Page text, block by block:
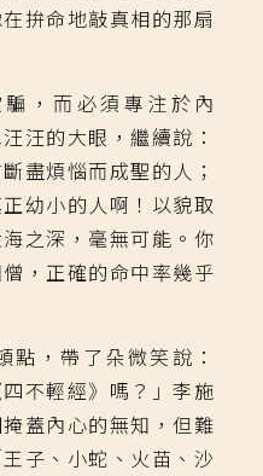
拚命地敲真相的那扇
，而必須專注於內
汪的大眼，繼續說：
盡煩惱而成聖的人；
幼小的人啊！以貌取
之深，毫無可能。你
，正確的命中率幾乎
，帶了朵微笑說：
不輕經》嗎？」李施
蓋內心的無知，但難
子、小蛇、火苗、沙